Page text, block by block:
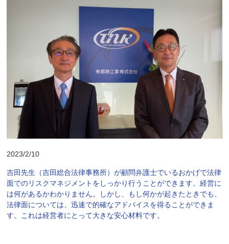
2023/2/10
吉田先生（吉田総合法律事務所）が顧問弁護士でいるおかげで法律
面でのリスクマネジメントをしっかり行うことができます。経営に
は何があるかわかりません。しかし、もし何かが起きたときでも、
法律面については、迅速で的確なアドバイスを得ることができま
す。これは経営者にとって大きな安心材料です。